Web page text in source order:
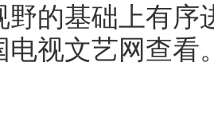
野的基础上有序
电视文艺网查看